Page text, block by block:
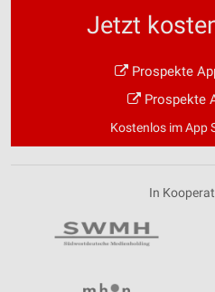
Jetzt
Prospekte
Prospekte
Kostenlos im App
In